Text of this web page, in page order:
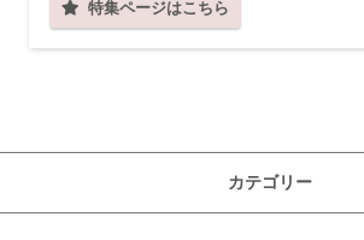
特集ページはこちら
カテゴリー